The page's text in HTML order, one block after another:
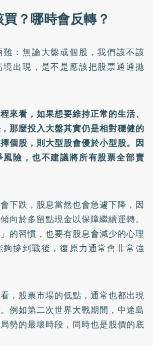
？哪時會反轉？
：無論大盤或個股，我們該不該
出現，是不是應該把股票通通拋
來看，如果想要維持正常的生活、
那麼投入大盤其實仍是相對穩健的
個股，則大型股會優於小型股。因
險，也不建議將所有股票全部賣
下跌，股息當然也會急遽下降，因
向於多留點現金以保障繼續運轉。
的習慣，也要有股息會減少的心理
撐到戰後，復原力通常會非常強
，股票市場的低點，通常也都出現
例如第二次世界大戰期間，中途島
勢的最壞時段，同時也是股價的底